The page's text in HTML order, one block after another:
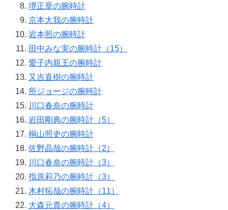
堺正章の腕時計
京本大我の腕時計
岩本照の腕時計
田中みな実の腕時計（15）
愛子内親王の腕時計
又吉直樹の腕時計
所ジョージの腕時計
川口春奈の腕時計
岩田剛典の腕時計（5）
桐山照史の腕時計
佐野晶哉の腕時計（2）
川口春奈の腕時計（3）
指原莉乃の腕時計（3）
木村拓哉の腕時計（11）
大森元貴の腕時計（4）